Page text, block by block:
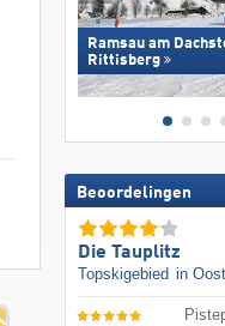
Ramsau am
Rittisberg
Beoordelingen
Die Tauplitz
Topskigebied in